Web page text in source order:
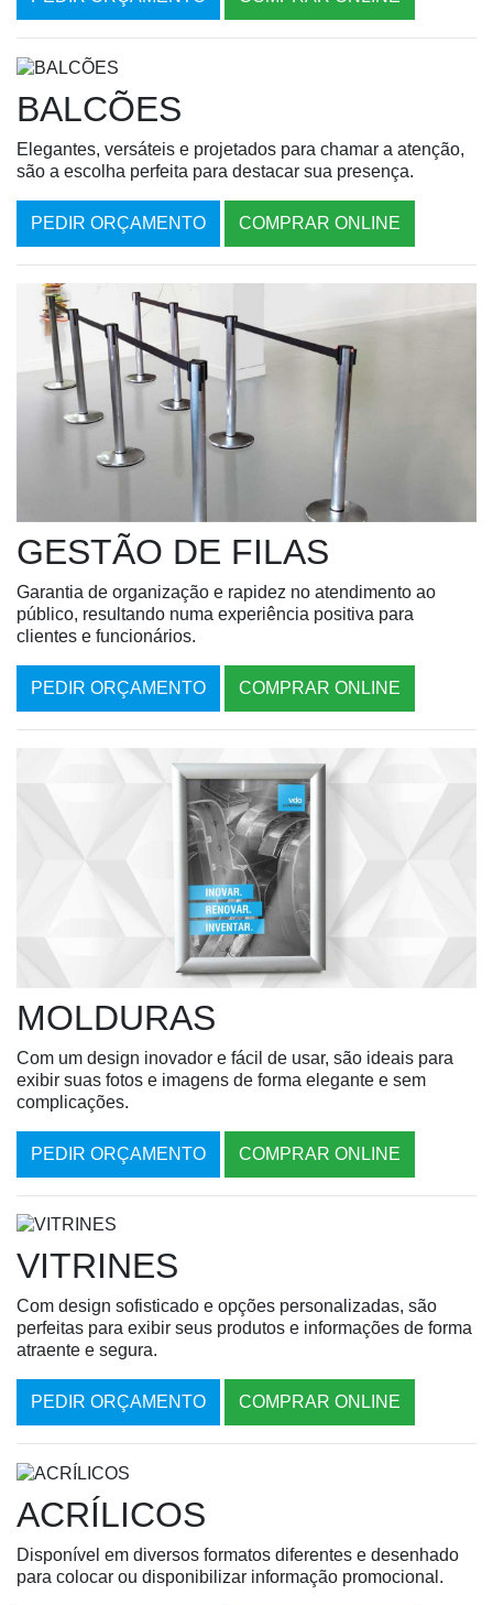
BALCÕES
Elegantes, versáteis e projetados para chamar a atenção,
são a escolha perfeita para destacar sua presença.
PEDIR ORÇAMENTO COMPRAR ONLINE
GESTÃO DE FILAS
Garantia de organização e rapidez no atendimento ao
público, resultando numa experiência positiva para
clientes e funcionários.
PEDIR ORÇAMENTO COMPRAR ONLINE
MOLDURAS
Com um design inovador e fácil de usar, são ideais para
exibir suas fotos e imagens de forma elegante e sem
complicações.
PEDIR ORÇAMENTO COMPRAR ONLINE
VITRINES
Com design sofisticado e opções personalizadas, são
perfeitas para exibir seus produtos e informações de forma
atraente e segura.
PEDIR ORÇAMENTO COMPRAR ONLINE
ACRÍLICOS
Disponível em diversos formatos diferentes e desenhado
para colocar ou disponibilizar informação promocional.